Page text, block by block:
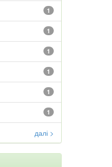
1
1
1
1
1
1
далі >